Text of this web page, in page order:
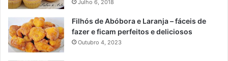
Julho 6, 2018
Filhós de Abóbora e Laranja – fáceis de
fazer e ficam perfeitos e deliciosos
Outubro 4, 2023